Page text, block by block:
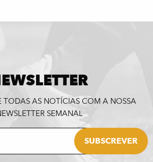
TODAS AS NOTÍCIAS COM A NOSSA
SEMANAL